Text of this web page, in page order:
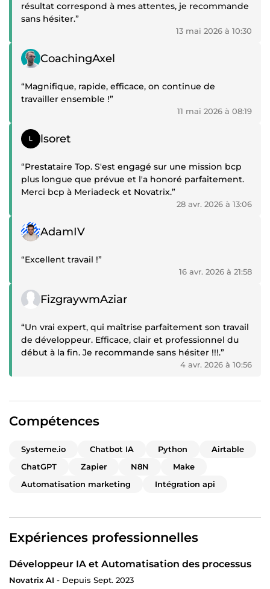
résultat correspond à mes attentes, je recommande
sans hésiter.”
13 mai 2026 à 10:30
Témoignage positif
CoachingAxel
“Magnifique, rapide, efficace, on continue de
travailler ensemble !”
11 mai 2026 à 08:19
Témoignage positif
lsoret
“Prestataire Top. S'est engagé sur une mission bcp
plus longue que prévue et l'a honoré parfaitement.
Merci bcp à Meriadeck et Novatrix.”
28 avr. 2026 à 13:06
Témoignage positif
AdamIV
“Excellent travail !”
16 avr. 2026 à 21:58
Témoignage positif
FizgraywmAziar
“Un vrai expert, qui maîtrise parfaitement son travail
de développeur. Efficace, clair et professionnel du
début à la fin. Je recommande sans hésiter !!!.”
4 avr. 2026 à 10:56
Compétences
Systeme.io Chatbot IA Python
Airtable
ChatGPT
Zapier N8N
Make
Automatisation marketing
Intégration api
Expériences professionnelles
Développeur IA et Automatisation des processus
Novatrix AI - Depuis Sept. 2023